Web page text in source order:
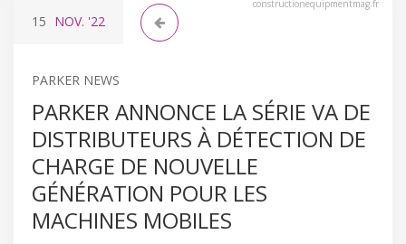
constructionequipmentmag.fr
15 NOV. '22
PARKER NEWS
PARKER ANNONCE LA SÉRIE VA DE
DISTRIBUTEURS À DÉTECTION DE
CHARGE DE NOUVELLE
GÉNÉRATION POUR LES
MACHINES MOBILES